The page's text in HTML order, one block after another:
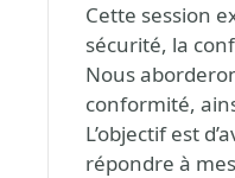
Cette session
sécurité, la
Nous
conformité,
L’objectif est
répondre à